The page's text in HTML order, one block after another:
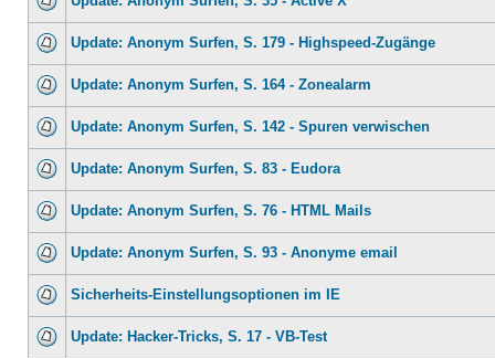
Update: Anonym Surfen, S. 179 - Highspeed-Zugänge
Update: Anonym Surfen, S. 164 - Zonealarm
Update: Anonym Surfen, S. 142 - Spuren verwischen
Update: Anonym Surfen, S. 83 - Eudora
Update: Anonym Surfen, S. 76 - HTML Mails
Update: Anonym Surfen, S. 93 - Anonyme email
Sicherheits-Einstellungsoptionen im IE
Update: Hacker-Tricks, S. 17 - VB-Test